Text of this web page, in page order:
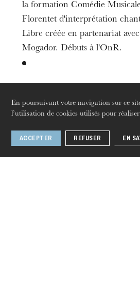
En poursuivant votre navigation sur ce
l’utilisation de cookies utilisés pour
ACCEPTER REFUSER EN
jeudi 20 août
la formation Comédie
Florentet d'interprétation
Libre créée en partenariat
Mogador. Débuts à l'OnR.
À retrouver dans
Opéra
06déc. 2019 12janv. 2020